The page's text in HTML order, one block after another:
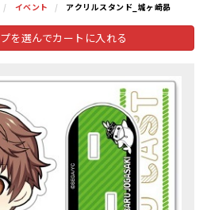
イベント アクリルスタンド_城ヶ崎昴
を選んでカートに入れる